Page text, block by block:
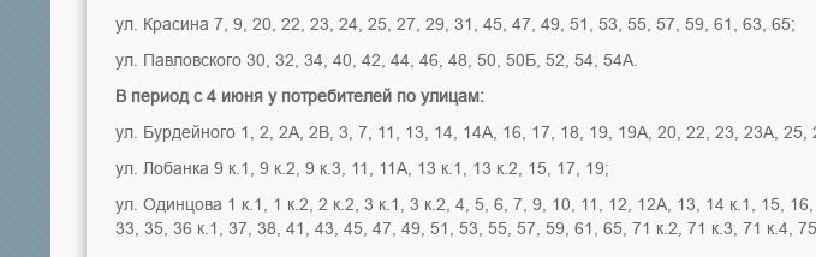
ул. Красина 7, 9, 20, 22, 23, 24, 25, 27, 29, 31, 45, 47, 49, 51, 53, 55, 57, 59, 61, 63, 65;
ул. Павловского 30, 32, 34, 40, 42, 44, 46, 48, 50, 50Б, 52, 54, 54А.
В период с 4 июня у потребителей по улицам:
ул. Бурдейного 1, 2, 2А, 2В, 3, 7, 11, 13, 14, 14А, 16, 17, 18, 19, 19А, 20, 22, 23, 23А,
ул. Лобанка 9 к.1, 9 к.2, 9 к.3, 11, 11А, 13 к.1, 13 к.2, 15, 17, 19;
ул. Одинцова 1 к.1, 1 к.2, 2 к.2, 3 к.1, 3 к.2, 4, 5, 6, 7, 9, 10, 11, 12, 12А, 13, 14 к.1, 15,
33, 35, 36 к.1, 37, 38, 41, 43, 45, 47, 49, 51, 53, 55, 57, 59, 61, 65, 71 к.2, 71 к.3, 71 к.4,